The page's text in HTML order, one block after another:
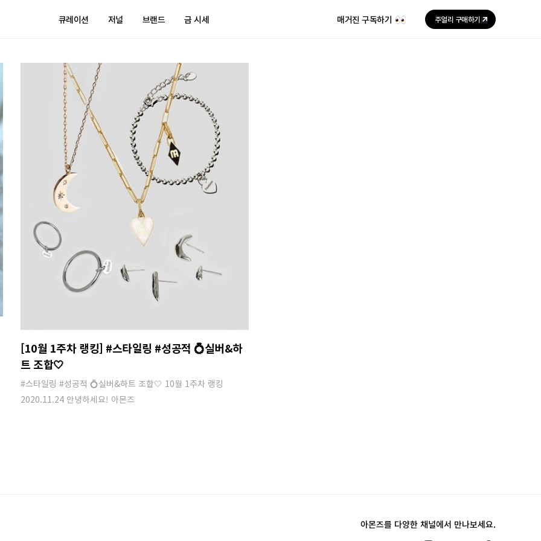
큐레이션
저널 브랜드 금 시세 매거진 구독하기 주얼리 구매하기
[10월 1주차 랭킹] #스타일링 #성공적 💍실버&하
트 조합🤍
#스타일링 #성공적 💍실버&하트 조합🤍 10월 1주차 랭킹
2020.11.24 안녕하세요! 아몬즈
아몬즈를 다양한 채널에서 만나보세요.